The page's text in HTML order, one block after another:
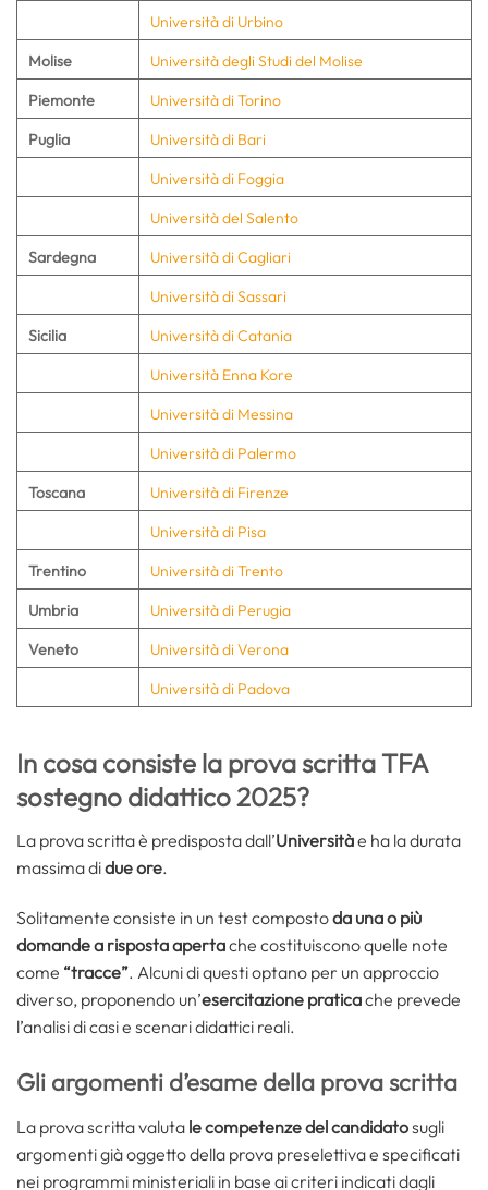
Università di Urbino
Molise
Università degli Studi del Molise
Piemonte
Università di Torino
Puglia
Università di Bari
Università di Foggia
Università del Salento
Sardegna
Università di Cagliari
Università di Sassari
Sicilia
Università di Catania
Università Enna Kore
Università di Messina
Università di Palermo
Toscana
Università di Firenze
Università di Pisa
Trentino
Università di Trento
Umbria
Università di Perugia
Veneto
Università di Verona
Università di Padova
In cosa consiste la prova scritta TFA
sostegno didattico 2025?
La prova scritta è predisposta dall’Universitàe ha la durata
massima didue ore.
Solitamente consiste in un test compostoda una o più
domande a risposta apertache costituiscono quelle note
come “tracce”. Alcuni di questi optano per un approccio
diverso, proponendo un’esercitazione praticache prevede
l’analisi di casi e scenari didattici reali.
Gli argomenti d’esame della prova scritta
La prova scritta valuta le competenze del candidatosugli
argomenti già oggetto della prova preselettiva e specificati
nei programmi ministeriali in base ai criteri indicati dagli